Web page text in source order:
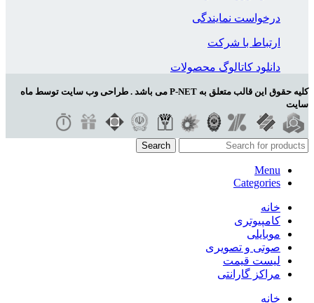
درخواست نمایندگی
ارتباط با شرکت
دانلود کاتالوگ محصولات
کلیه حقوق این قالب متعلق به P-NET می باشد . طراحی وب سایت توسط ماه
سایت
Search
Menu
Categories
خانه
کامپیوتری
موبایلی
صوتی و تصویری
لیست قیمت
مراکز گارانتی
خانه